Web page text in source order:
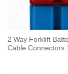
2 Way Forklift Battery Power
Cable Connectors